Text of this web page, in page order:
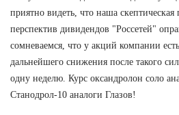
приятно видеть, что наша
перспектив дивидендов "Россетей"
сомневаемся, что у акций компании
дальнейшего снижения после такого
одну неделю. Курс оксандролон соло
Станодрол-10 аналоги Глазов!